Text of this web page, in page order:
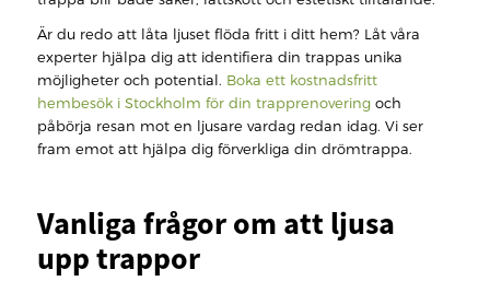
Är du redo att låta ljuset flöda fritt i ditt hem? Låt våra
experter hjälpa dig att identifiera din trappas unika
möjligheter och potential. Boka ett kostnadsfritt
hembesök i Stockholm för din trapprenoveringoch
påbörja resan mot en ljusare vardag redan idag. Vi ser
fram emot att hjälpa dig förverkliga din drömtrappa.
Vanliga frågor om att ljusa
upp trappor